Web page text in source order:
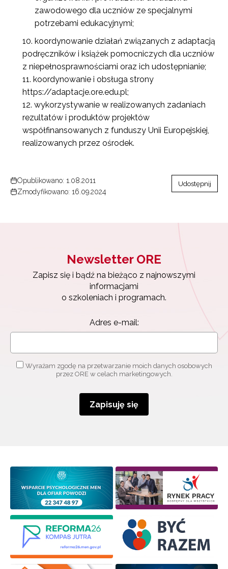
zawodowego dla uczniów ze specjalnymi
potrzebami edukacyjnymi;
koordynowanie działań związanych z adaptacją
podręczników i książek pomocniczych dla uczniów
z niepełnosprawnościami oraz ich udostępnianie;
koordynowanie i obsługa strony
https://adaptacje.ore.edu.pl;
wykorzystywanie w realizowanych zadaniach
rezultatów i produktów projektów
współfinansowanych z funduszy Unii Europejskiej,
realizowanych przez ośrodek.
Opublikowano: 1.08.2011
Zmodyfikowano: 16.09.2024
Udostępnij
Newsletter ORE
Zapisz się i bądź na bieżąco z najnowszymi
informacjami
o szkoleniach i programach.
Adres e-mail:
Wyrażam zgodę na przetwarzanie moich danych osobowych
przez ORE w celach marketingowych.
Zapisuję się
Newsletter ORE
informacjami
o szkoleniach i programach.
Adres e-mail:
Wyrażam zgodę na przetwarzanie moich danych
osobowych przez ORE w celach marketingowych.
Zapisuję się